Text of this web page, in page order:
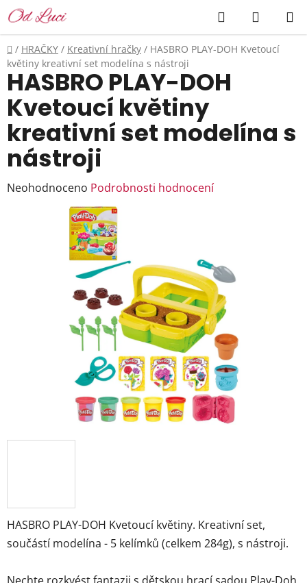
Přejít
na
obsah
Hledat
KOŠÍK
Domů
/ HRAČKY / Kreativní hračky / HASBRO PLAY-DOH Kvetoucí
květiny kreativní set modelína s nástroji
HASBRO PLAY-DOH Kvetoucí květiny. Kreativní set,
součástí modelína - 5 kelímků (celkem 284g), s nástroji.
Nechte rozkvést fantazii s dětskou hrací sadou Play-Doh
HASBRO PLAY-DOH
Kvetoucí květiny
kreativní set modelína s
nástroji
Průměrné
Neohodnoceno Podrobnosti hodnocení